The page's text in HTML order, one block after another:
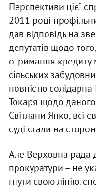
Перспективи цієї
2011 році
дав відповідь на
депутатів щодо
отримання кредиту
сільських
повністю солідарна
Токаря щодо
Світлани Янко, всі
суді стали на
Але Верховна рада
прокуратури – не
гнути свою лінію,